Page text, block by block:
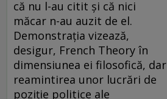
că nu l-au citit şi că nici
măcar n-au auzit de el.
Demonstraţia vizează,
desigur, French Theory în
dimensiunea ei filosofică, dar
reamintirea unor lucrări de
poziţie politice ale